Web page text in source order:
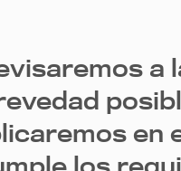
a
en